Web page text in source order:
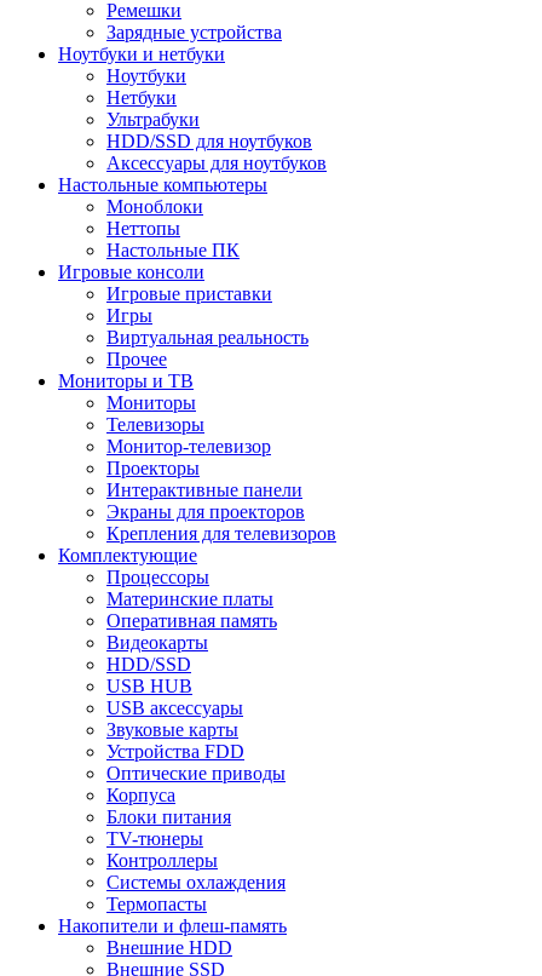
Ремешки
Зарядные устройства
Ноутбуки и нетбуки
Ноутбуки
Нетбуки
Ультрабуки
HDD/SSD для ноутбуков
Аксессуары для ноутбуков
Настольные компьютеры
Моноблоки
Неттопы
Настольные ПК
Игровые консоли
Игровые приставки
Игры
Виртуальная реальность
Прочее
Мониторы и ТВ
Мониторы
Телевизоры
Монитор-телевизор
Проекторы
Интерактивные панели
Экраны для проекторов
Крепления для телевизоров
Комплектующие
Процессоры
Материнские платы
Оперативная память
Видеокарты
HDD/SSD
USB HUB
USB аксессуары
Звуковые карты
Устройства FDD
Оптические приводы
Корпуса
Блоки питания
TV-тюнеры
Контроллеры
Системы охлаждения
Термопасты
Накопители и флеш-память
Внешние HDD
Внешние SSD